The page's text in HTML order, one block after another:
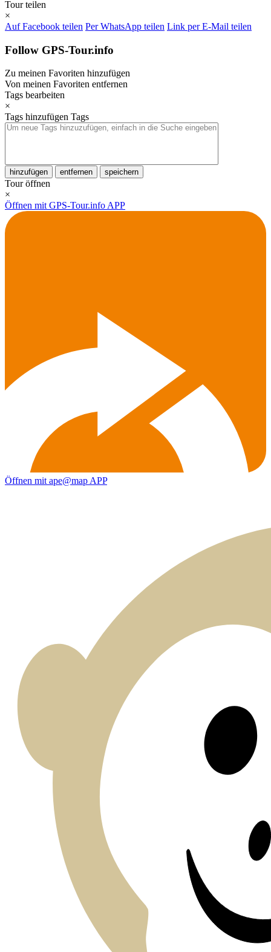
Tour teilen
×
Auf Facebook teilen Per WhatsApp teilen Link per E-Mail teilen
Follow GPS-Tour.info
Zu meinen Favoriten hinzufügen
Von meinen Favoriten entfernen
Tags bearbeiten
×
Tags hinzufügen Tags
hinzufügen entfernen speichern
Tour öffnen
×
Öffnen mit GPS-Tour.info APP
Öffnen mit ape@map APP